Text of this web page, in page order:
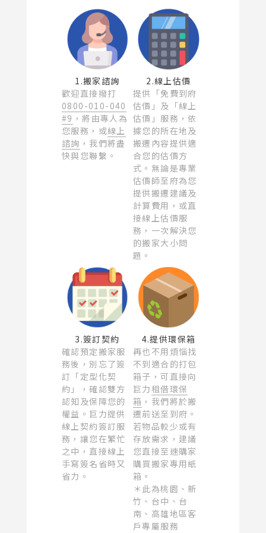
1.搬家諮詢
歡迎直接撥打
0800-010-040
#9 ，將由專人為
您服務，或線上
諮詢 ，我們將盡
快與您聯繫。
2.線上估價
提供「免費到府
估價」及「線上
估價」服務，依
據您的所在地及
搬遷內容提供適
合您的估價方
式。無論是專業
估價師至府為您
提供搬遷建議及
計算費用，或直
接線上估價服
務，一次解決您
的搬家大小問
題。
3.簽訂契約
確認預定搬家服
務後，別忘了簽
訂「定型化契
約」，確認雙方
認知及保障您的
權益。巨力提供
線上契約簽訂服
務，讓您在繁忙
之中，直接線上
手寫簽名省時又
省力。
4.提供環保箱
再也不用煩惱找
不到適合的打包
箱子，可直接向
巨力租借環保
箱 ，我們將於搬
遷前送至到府。
若物品較少或有
存放需求，建議
您直接至速購家
購買搬家專用紙
箱。
＊此為桃園、新
竹、台中、台
南、高雄地區客
戶專屬服務